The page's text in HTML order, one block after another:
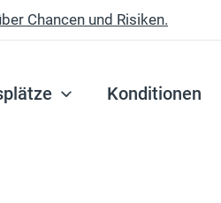
Chancen und Risiken.
Konditionen